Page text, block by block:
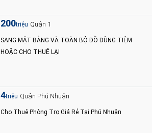
200triệu Quận 1
SANG MẶT BẰNG VÀ TOÀN BỘ ĐỒ DÙNG TIỆM
HOẶC CHO THUÊ LẠI
4triệu Quận Phú Nhuận
Cho Thuê Phòng Trọ Giá Rẻ Tại Phú Nhuận